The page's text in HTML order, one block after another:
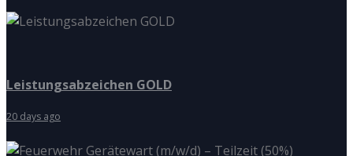
Leistungsabzeichen GOLD
20 days ago